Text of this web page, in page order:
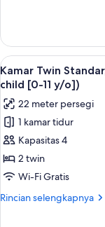
No
meal
/
bed
for
0-
11
y/o)
Kamar
Double
Superior,
Boleh
Merokok
(180cm
bed,
No
meal
/
for
0-
Lihat
semua
foto
untuk
Kamar
Twin
Standar,
Boleh
Merokok
19
Kamar Twin
child [0-11 y/o])
22 meter persegi
1 kamar tidur
Kapasitas 4
2 twin
Wi-Fi Gratis
Rincian selengkapnya
Rincian